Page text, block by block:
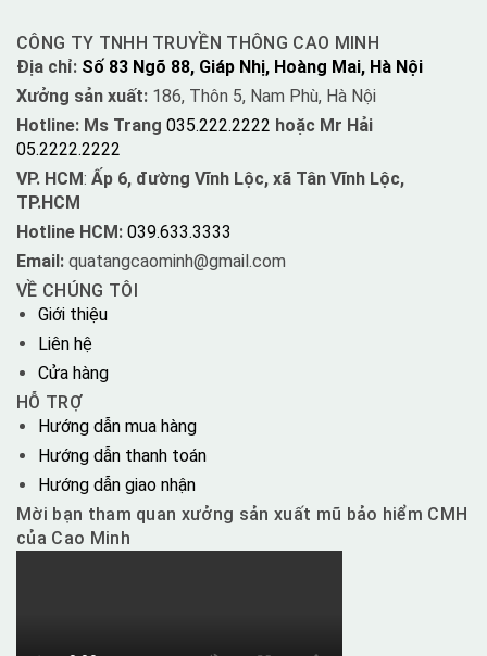
CÔNG TY TNHH TRUYỀN THÔNG CAO MINH
Địa chỉ: Số 83 Ngõ 88, Giáp Nhị, Hoàng Mai, Hà Nội
Xưởng sản xuất: 186, Thôn 5, Nam Phù, Hà Nội
Hotline: Ms Trang 035.222.2222 hoặc Mr Hải
05.2222.2222
VP. HCM: Ấp 6, đường Vĩnh Lộc, xã Tân Vĩnh Lộc,
TP.HCM
Hotline HCM: 039.633.3333
Email: quatangcaominh@gmail.com
VỀ CHÚNG TÔI
Giới thiệu
Liên hệ
Cửa hàng
HỖ TRỢ
Hướng dẫn mua hàng
Hướng dẫn thanh toán
Hướng dẫn giao nhận
Mời bạn tham quan xưởng sản xuất mũ bảo hiểm CMH
của Cao Minh